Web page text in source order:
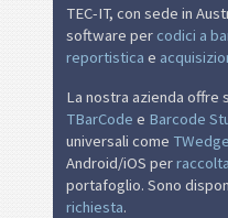
TEC-IT, con sede in
software per codici a
reportistica e
La nostra azienda offre
TBarCode e Barcode
universali come TWedge
Android/iOS per
portafoglio. Sono
richiesta.